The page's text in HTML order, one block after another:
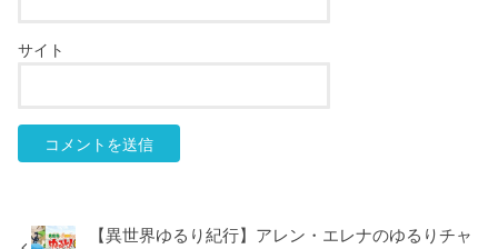
サイト
【異世界ゆるり紀行】アレン・エレナのゆるりチャ